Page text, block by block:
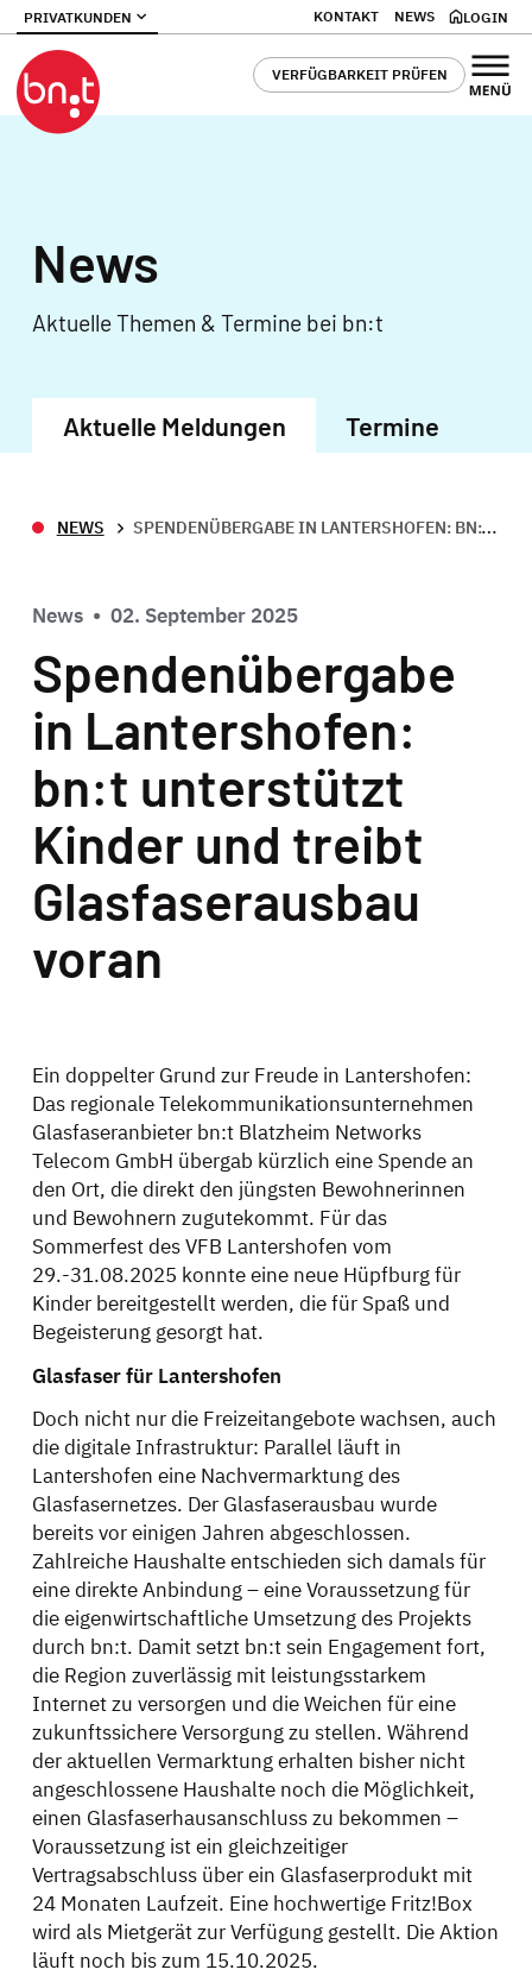
PRIVATKUNDEN KONTAKT NEWS LOGIN
VERFÜGBARKEIT PRÜFEN
News
Aktuelle Themen & Termine bei bn:t
Aktuelle Meldungen Termine
NEWS SPENDENÜBERGABE IN LANTERSHOFEN: BN:T UNTERSTÜTZT KINDER UND TREIBT GLASFASERAUSBAU VORAN
News • 02. September 2025
Spendenübergabe
in Lantershofen:
bn:t unterstützt
Kinder und treibt
Glasfaserausbau
voran
Ein doppelter Grund zur Freude in Lantershofen:
Das regionale Telekommunikationsunternehmen
Glasfaseranbieter bn:t Blatzheim Networks
Telecom GmbH übergab kürzlich eine Spende an
den Ort, die direkt den jüngsten Bewohnerinnen
und Bewohnern zugutekommt. Für das
Sommerfest des VFB Lantershofen vom
29.-31.08.2025 konnte eine neue Hüpfburg für
Kinder bereitgestellt werden, die für Spaß und
Begeisterung gesorgt hat.
Glasfaser für Lantershofen
Doch nicht nur die Freizeitangebote wachsen, auch
die digitale Infrastruktur: Parallel läuft in
Lantershofen eine Nachvermarktung des
Glasfasernetzes. Der Glasfaserausbau wurde
bereits vor einigen Jahren abgeschlossen.
Zahlreiche Haushalte entschieden sich damals für
eine direkte Anbindung – eine Voraussetzung für
die eigenwirtschaftliche Umsetzung des Projekts
durch bn:t. Damit setzt bn:t sein Engagement fort,
die Region zuverlässig mit leistungsstarkem
Internet zu versorgen und die Weichen für eine
zukunftssichere Versorgung zu stellen. Während
der aktuellen Vermarktung erhalten bisher nicht
angeschlossene Haushalte noch die Möglichkeit,
einen Glasfaserhausanschluss zu bekommen –
Voraussetzung ist ein gleichzeitiger
Vertragsabschluss über ein Glasfaserprodukt mit
24 Monaten Laufzeit. Eine hochwertige Fritz!Box
wird als Mietgerät zur Verfügung gestellt. Die Aktion
läuft noch bis zum 15.10.2025.